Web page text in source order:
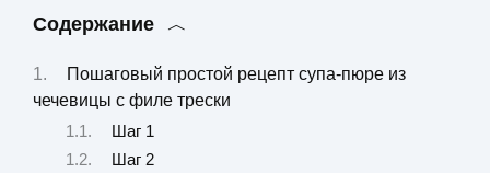
Содержание
Пошаговый простой рецепт супа-пюре из
чечевицы с филе трески
Шаг 1
Шаг 2